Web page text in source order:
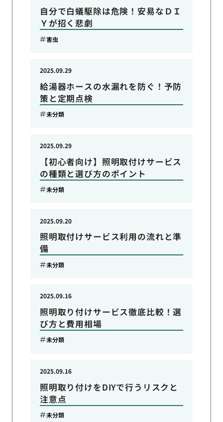
自分で白蟻駆除は危険！安易なＤＩ
Ｙが招く悲劇
害虫
給湯器ホースの水漏れを防ぐ！予防
策と定期点検
2025.09.29
未分類
【初心者向け】照明取付けサービス
の種類と選び方のポイント
2025.09.29
未分類
照明取付けサービス利用の流れと準
備
2025.09.20
未分類
照明取り付けサービス徹底比較！選
び方と費用相場
2025.09.16
未分類
照明取り付けをDIYで行うリスクと
注意点
2025.09.16
未分類